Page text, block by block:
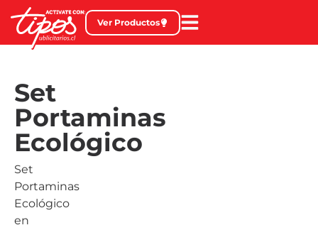
Ver Productos
Set
Portaminas
Ecológico
Set
Portaminas
Ecológico
en